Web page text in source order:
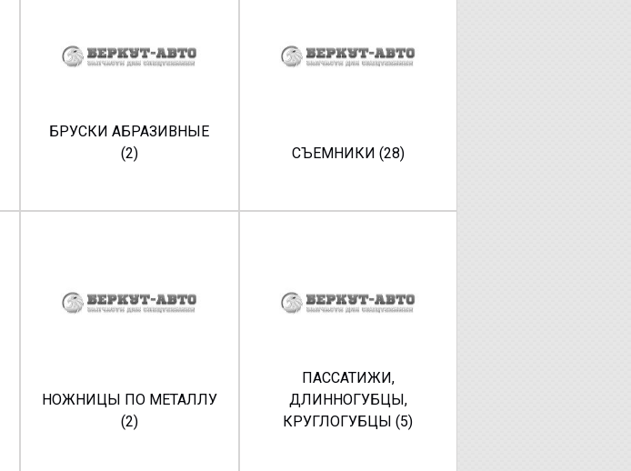
БРУСКИ АБРАЗИВНЫЕ
(2)
СЪЕМНИКИ (28)
НОЖНИЦЫ ПО МЕТАЛЛУ
(2)
ПАССАТИЖИ,
ДЛИННОГУБЦЫ,
КРУГЛОГУБЦЫ (5)